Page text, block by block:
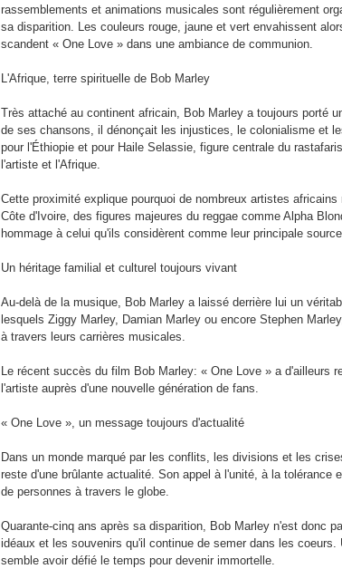
rassemblements et animations musicales sont régulièrement
sa disparition. Les couleurs rouge, jaune et vert envahissent
scandent « One Love » dans une ambiance de communion.
L'Afrique, terre spirituelle de Bob Marley
Très attaché au continent africain, Bob Marley a toujours porté
de ses chansons, il dénonçait les injustices, le colonialisme et
pour l'Éthiopie et pour Haile Selassie, figure centrale du
l'artiste et l'Afrique.
Cette proximité explique pourquoi de nombreux artistes
Côte d'Ivoire, des figures majeures du reggae comme Alpha
hommage à celui qu'ils considèrent comme leur principale
Un héritage familial et culturel toujours vivant
Au-delà de la musique, Bob Marley a laissé derrière lui un
lesquels Ziggy Marley, Damian Marley ou encore Stephen
à travers leurs carrières musicales.
Le récent succès du film Bob Marley: « One Love » a d'ailleurs
l'artiste auprès d'une nouvelle génération de fans.
« One Love », un message toujours d'actualité
Dans un monde marqué par les conflits, les divisions et les
reste d'une brûlante actualité. Son appel à l'unité, à la tolérance
de personnes à travers le globe.
Quarante-cinq ans après sa disparition, Bob Marley n'est donc
idéaux et les souvenirs qu'il continue de semer dans les coeurs.
semble avoir défié le temps pour devenir immortelle.